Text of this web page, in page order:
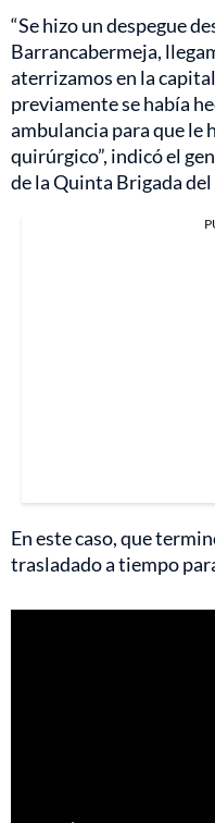
“Se hizo un despegue
Barrancabermeja,
aterrizamos en la
previamente se había
ambulancia para que le
quirúrgico”, indicó el
de la Quinta Brigada
En este caso, que
trasladado a tiempo